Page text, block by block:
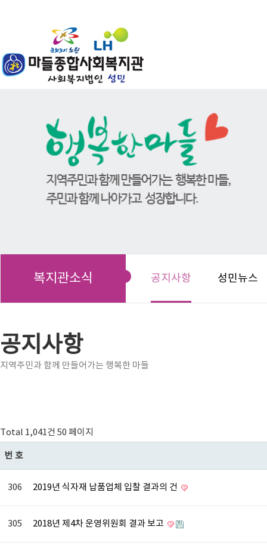
복지관소식 공지사항 성민뉴스
공지사항
지역주민과 함께 만들어가는 행복한 마들
Total 1,041건 50 페이지
번호
306 2019년 식자재 납품업체 입찰 결과의 건
305 2018년 제4차 운영위원회 결과 보고